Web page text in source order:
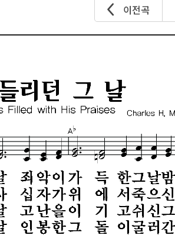
이전곡